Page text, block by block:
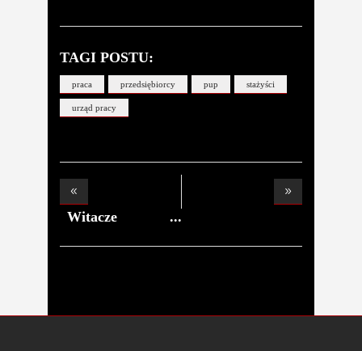
TAGI POSTU:
praca przedsiębiorcy pup stażyści
urząd pracy
Witacze